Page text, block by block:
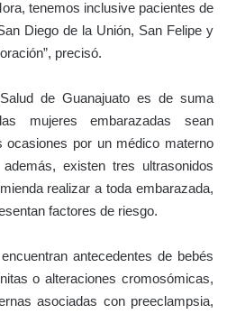
tenemos inclusive pacientes de
Diego de la Unión, San Felipe y
precisó.
de Guanajuato es de suma
mujeres embarazadas sean
por un médico materno
existen tres ultrasonidos
realizar a toda embarazada,
factores de riesgo.
antecedentes de bebés
o alteraciones cromosómicas,
asociadas con preeclampsia,